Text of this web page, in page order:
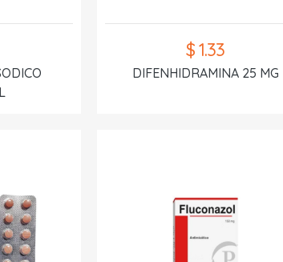
$ 1.33
DIFENHIDRAMINA 25 MG